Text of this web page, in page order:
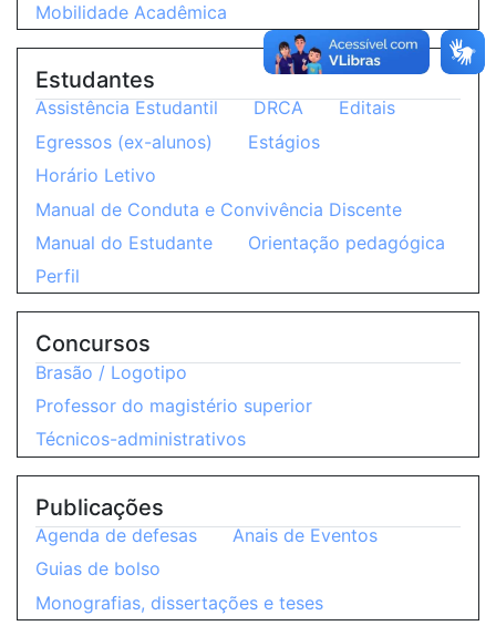
Mobilidade Acadêmica
Estudantes
Assistência Estudantil DRCA
Editais
Egressos (ex-alunos)
Estágios
Horário Letivo
Manual de Conduta e Convivência Discente
Manual do Estudante
Orientação pedagógica
Perfil
Concursos
Brasão / Logotipo
Professor do magistério superior
Técnicos-administrativos
Publicações
Agenda de defesas
Anais de Eventos
Guias de bolso
Monografias, dissertações e teses